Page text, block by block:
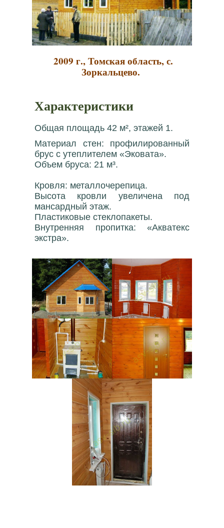
2009 г., Томская область, с.
Зоркальцево.
Характеристики
Общая площадь 42 м², этажей 1.
Материал стен: профилированный
брус с утеплителем «Эковата».
Объем бруса: 21 м³.
Кровля: металлочерепица.
Высота кровли увеличена под
мансардный этаж.
Пластиковые стеклопакеты.
Внутренняя пропитка: «Акватекс
экстра».